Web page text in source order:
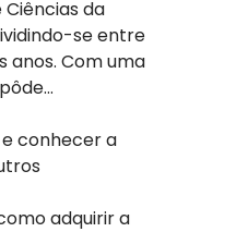
da
se entre
anos. Com uma
conhecer a
adquirir a